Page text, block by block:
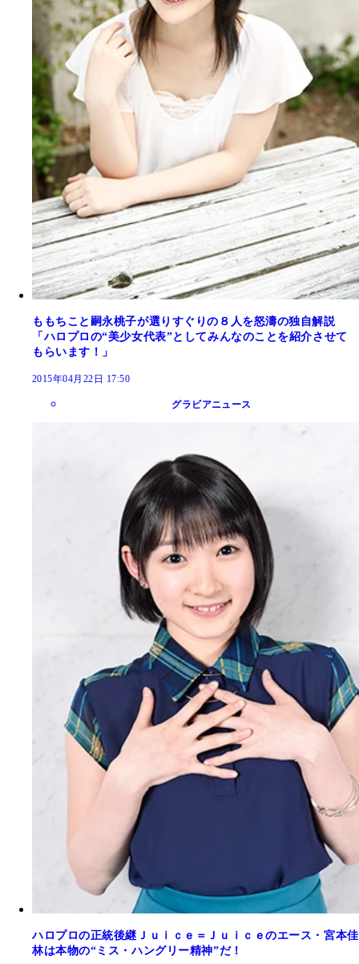
ももちこと嗣永桃子が選りすぐりの８人を怒濤の独自解説
「ハロプロの“美少女代表”としてみんなのことを紹介させて
もらいます！」
2015年04月22日 17:50
グラビアニュース
ハロプロの正統後継Ｊｕｉｃｅ＝Ｊｕｉｃｅのエース・宮本佳
林は本物の“ミス・ハングリー精神”だ！